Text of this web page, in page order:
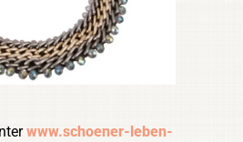
www.schoener-leben-